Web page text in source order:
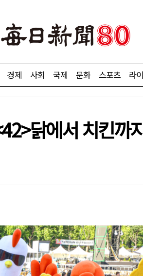
경제 사회 국제 문화 스포츠 라
닭에서 치킨까